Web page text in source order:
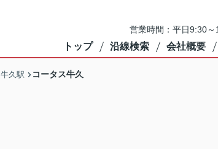
営業時間：平日9:30
トップ 沿線検索 会社概要
牛久駅 コータス牛久